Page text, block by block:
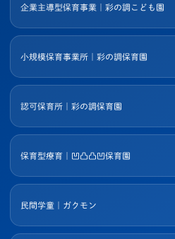
企業主導型保育事業｜彩の調こども園
小規模保育事業所｜彩の調保育園
認可保育所｜彩の調保育園
保育型療育｜凹凸凸凹保育園
民間学童｜ガクモン